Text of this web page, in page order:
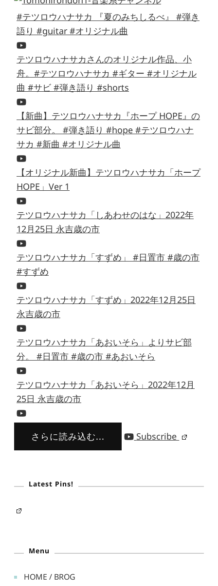
#テツロウハナサカ 『夏のみちしるべ』 #弾き
語り #guitar #オリジナル曲
テツロウハナサカさんのオリジナル作品、小
舟。#テツロウハナサカ #ギター #オリジナル
曲 #サビ #弾き語り #shorts
【新曲】テツロウハナサカ『ホープ HOPE』の
サビ部分。 #弾き語り #hope #テツロウハナ
サカ #新曲 #オリジナル曲
【オリジナル新曲】テツロウハナサカ「ホープ
HOPE」Ver 1
テツロウハナサカ「しあわせのはな」2022年
12月25日 永吉歳の市
テツロウハナサカ「すずめ」 #日置市 #歳の市
#すずめ
テツロウハナサカ「すずめ」2022年12月25日
永吉歳の市
テツロウハナサカ「あおいそら」よりサビ部
分。 #日置市 #歳の市 #あおいそら
テツロウハナサカ「あおいそら」2022年12月
25日 永吉歳の市
さらに読み込む... Subscribe
Latest Pins!
Menu
HOME / BROG